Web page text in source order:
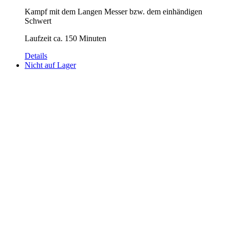
Kampf mit dem Langen Messer bzw. dem einhändigen
Schwert
Laufzeit ca. 150 Minuten
Details
Nicht auf Lager